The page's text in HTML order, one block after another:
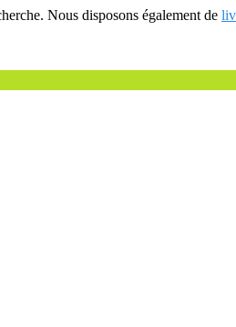
Nous disposons également de